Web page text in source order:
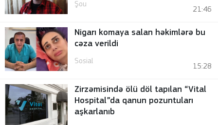
Şou
21:46
Nigarı komaya salan həkimlərə bu
cəza verildi
Sosial
15:28
Zirzəmisində ölü döl tapılan “Vital
Hospital”da qanun pozuntuları
aşkarlanıb